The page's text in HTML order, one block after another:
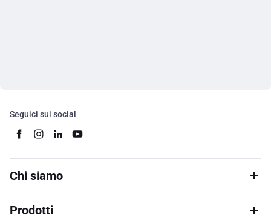
Seguici sui social
Chi siamo
Prodotti